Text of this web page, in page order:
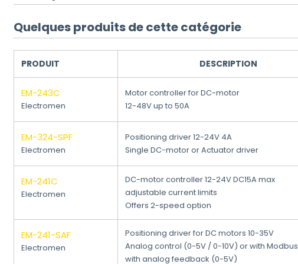
Quelques produits de cette catégorie
PRODUIT DESCRIPTION
EM-243C
Electromen
Motor controller for DC-motor
12-48V up to 50A
EM-324-SPF
Electromen
Positioning driver 12-24V 4A
Single DC-motor or Actuator driver
EM-241C
Electromen
DC-motor controller 12-24V DC15A max
adjustable current limits
Offers 2-speed option
EM-241-SAF
Electromen
Positioning driver for DC motors 10-35V
Analog control (0-5V / 0-10V) or with Modbus
with analog feedback (0-5V)